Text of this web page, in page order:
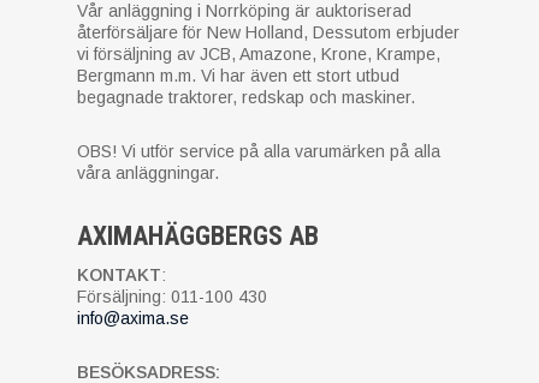
Vår anläggning i Norrköping är auktoriserad
återförsäljare för New Holland, Dessutom erbjuder
vi försäljning av JCB, Amazone, Krone, Krampe,
Bergmann m.m. Vi har även ett stort utbud
begagnade traktorer, redskap och maskiner.
OBS! Vi utför service på alla varumärken på alla
våra anläggningar.
AXIMAHÄGGBERGS AB
KONTAKT:
Försäljning: 011-100 430
info@axima.se
BESÖKSADRESS: